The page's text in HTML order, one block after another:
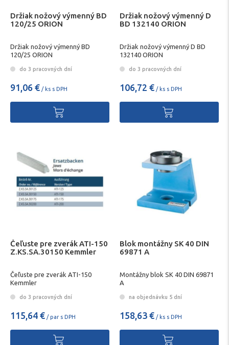
Držiak nožový výmenný BD
120/25 ORION
Držiak nožový výmenný BD
120/25 ORION
do 3 pracovných dní
91,06 € / ks s DPH
Držiak nožový výmenný D
BD 132140 ORION
Držiak nožový výmenný D BD
132140 ORION
do 3 pracovných dní
106,72 € / ks s DPH
Čeľuste pre zverák ATI-150
Z.KS.SA.30150 Kemmler
Čeľuste pre zverák ATI-150
Kemmler
do 3 pracovných dní
115,64 € / par s DPH
Blok montážny SK 40 DIN
69871 A
Montážny blok SK 40 DIN 69871
A
na objednávku 5 dní
158,63 € / ks s DPH